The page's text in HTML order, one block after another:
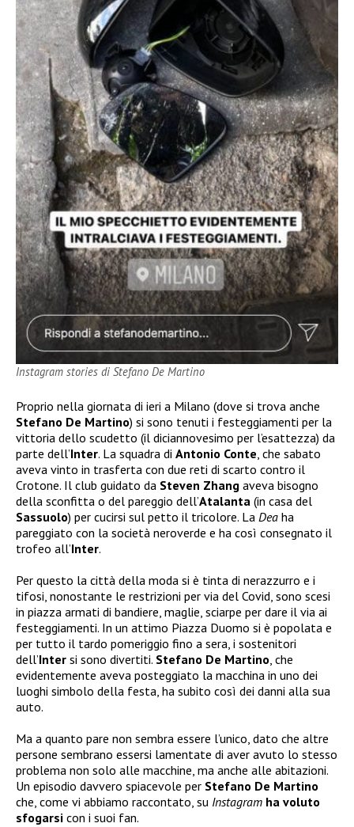
Instagram stories di Stefano De Martino
Proprio nella giornata di ieri a Milano (dove si trova anche
Stefano De Martino) si sono tenuti i festeggiamenti per la
vittoria dello scudetto (il diciannovesimo per l’esattezza) da
parte dell’Inter. La squadra di Antonio Conte, che sabato
aveva vinto in trasferta con due reti di scarto contro il
Crotone. Il club guidato da Steven Zhang aveva bisogno
della sconfitta o del pareggio dell’Atalanta (in casa del
Sassuolo) per cucirsi sul petto il tricolore. La Dea ha
pareggiato con la società neroverde e ha così consegnato il
trofeo all’Inter.
Per questo la città della moda si è tinta di nerazzurro e i
tifosi, nonostante le restrizioni per via del Covid, sono scesi
in piazza armati di bandiere, maglie, sciarpe per dare il via ai
festeggiamenti. In un attimo Piazza Duomo si è popolata e
per tutto il tardo pomeriggio fino a sera, i sostenitori
dell’Inter si sono divertiti. Stefano De Martino, che
evidentemente aveva posteggiato la macchina in uno dei
luoghi simbolo della festa, ha subito così dei danni alla sua
auto.
Ma a quanto pare non sembra essere l’unico, dato che altre
persone sembrano essersi lamentate di aver avuto lo stesso
problema non solo alle macchine, ma anche alle abitazioni.
Un episodio davvero spiacevole per Stefano De Martino
che, come vi abbiamo raccontato, su Instagram ha voluto
sfogarsi con i suoi fan.